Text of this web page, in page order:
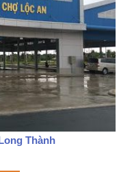
Thành